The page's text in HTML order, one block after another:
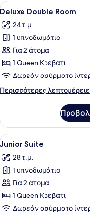
Προβολή
όλων
των
φωτογραφιών
για
Deluxe
Double
Room
5
Deluxe Double Room
24 τ.μ.
1 υπνοδωμάτιο
Για 2 άτομα
1 Queen Κρεβάτι
Δωρεάν ασύρματο
Περισσότερες
Περισσότερες
Double
Room
Προβολή
όλων
των
φωτογραφιών
για
Junior
Suite
9
Junior Suite
28 τ.μ.
1 υπνοδωμάτιο
Για 2 άτομα
1 Queen Κρεβάτι
Δωρεάν ασύρματο